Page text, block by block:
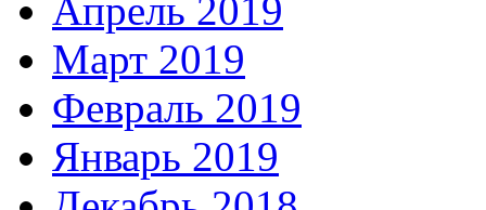
Апрель 2019
Март 2019
Февраль 2019
Январь 2019